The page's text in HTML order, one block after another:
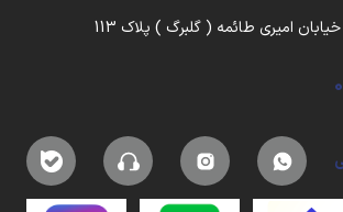
امیری طائمه ( گلبرگ ) پلاک 113